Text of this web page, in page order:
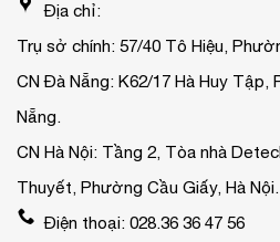
Địa chỉ:
Trụ sở chính: 57/40 Tô Hiệu,
CN Đà Nẵng: K62/17 Hà Huy
Nẵng.
CN Hà Nội: Tầng 2, Tòa nhà
Thuyết, Phường Cầu Giấy, Hà Nội.
Điện thoại: 028.36 36 47 56